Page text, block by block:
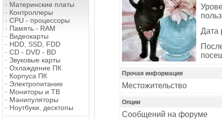
· Материнские платы
· Контроллеры
· CPU - процессоры
· Память - RAM
· Видеокарты
· HDD, SSD, FDD
· CD - DVD - BD
· Звуковые карты
· Охлаждение ПК
· Корпуса ПК
· Электропитание
· Мониторы и ТВ
· Манипуляторы
· Ноутбуки, десктопы
Дата
Прочая информация
Местожительство
Опции
Сообщений на форуме